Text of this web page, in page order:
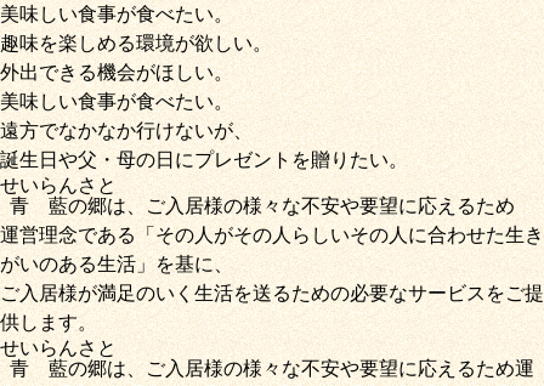
美味しい食事が食べたい。
趣味を楽しめる環境が欲しい。
外出できる機会がほしい。
美味しい食事が食べたい。
遠方でなかなか行けないが、
誕生日や父・母の日にプレゼントを贈りたい。
青藍
せいらん
の郷
さと
は、ご入居様の様々な不安や要望に応えるため
運営理念である「その人がその人らしいその人に合わせた生き
がいのある生活」を基に、
ご入居様が満足のいく生活を送るための必要なサービスをご提
供します。
青藍
せいらん
の郷
さと
は、ご入居様の様々な不安や要望に応えるため運